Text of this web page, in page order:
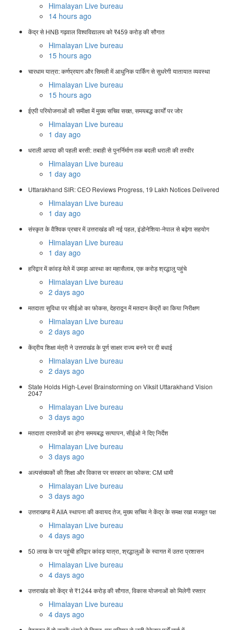
Himalayan Live bureau
14 hours ago
केंद्र से HNB गढ़वाल विश्वविद्यालय को ₹459 करोड़ की सौगात
Himalayan Live bureau
15 hours ago
चारधाम यात्रा: कर्णप्रयाग और सिमली में आधुनिक पार्किंग से सुधरेगी यातायात व्यवस्था
Himalayan Live bureau
15 hours ago
ईएपी परियोजनाओं की समीक्षा में मुख्य सचिव सख्त, समयबद्ध कार्यों पर जोर
Himalayan Live bureau
1 day ago
धराली आपदा की पहली बरसी: तबाही से पुनर्निर्माण तक बदली धराली की तस्वीर
Himalayan Live bureau
1 day ago
Uttarakhand SIR: CEO Reviews Progress, 19 Lakh Notices Delivered
Himalayan Live bureau
1 day ago
संस्कृत के वैश्विक प्रचार में उत्तराखंड की नई पहल, इंडोनेशिया-नेपाल से बढ़ेगा सहयोग
Himalayan Live bureau
1 day ago
हरिद्वार में कांवड़ मेले में उमड़ा आस्था का महासैलाब, एक करोड़ श्रद्धालु पहुंचे
Himalayan Live bureau
2 days ago
मतदाता सुविधा पर सीईओ का फोकस, देहरादून में मतदान केंद्रों का किया निरीक्षण
Himalayan Live bureau
2 days ago
केंद्रीय शिक्षा मंत्री ने उत्तराखंड के पूर्ण साक्षर राज्य बनने पर दी बधाई
Himalayan Live bureau
2 days ago
State Holds High-Level Brainstorming on Viksit Uttarakhand Vision
2047
Himalayan Live bureau
3 days ago
मतदाता दस्तावेजों का होगा समयबद्ध सत्यापन, सीईओ ने दिए निर्देश
Himalayan Live bureau
3 days ago
अल्पसंख्यकों की शिक्षा और विकास पर सरकार का फोकस: CM धामी
Himalayan Live bureau
3 days ago
उत्तराखण्ड में AIIA स्थापना की कवायद तेज, मुख्य सचिव ने केंद्र के समक्ष रखा मजबूत पक्ष
Himalayan Live bureau
4 days ago
50 लाख के पार पहुंची हरिद्वार कांवड़ यात्रा, श्रद्धालुओं के स्वागत में उतरा प्रशासन
Himalayan Live bureau
4 days ago
उत्तराखंड को केंद्र से ₹1244 करोड़ की सौगात, विकास योजनाओं को मिलेगी रफ्तार
Himalayan Live bureau
4 days ago